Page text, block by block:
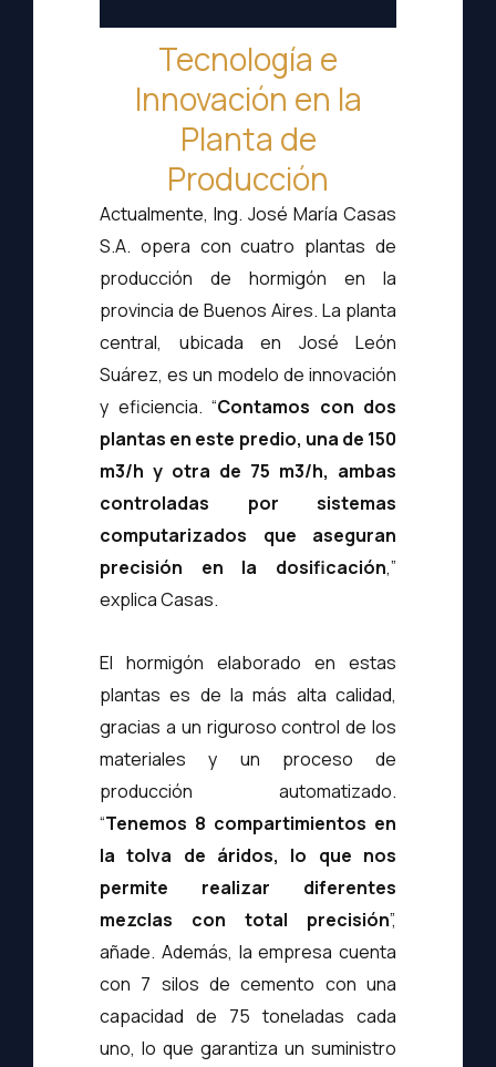
Tecnología e
Innovación en la
Planta de
Producción
Actualmente, Ing. José María Casas
S.A. opera con cuatro plantas de
producción de hormigón en la
provincia de Buenos Aires. La planta
central, ubicada en José León
Suárez, es un modelo de innovación
y eficiencia. “Contamos con dos
plantas en este predio, una de 150
m3/h y otra de 75 m3/h, ambas
controladas por sistemas
computarizados que aseguran
precisión en la dosificación,”
explica Casas.
El hormigón elaborado en estas
plantas es de la más alta calidad,
gracias a un riguroso control de los
materiales y un proceso de
producción automatizado.
“Tenemos 8 compartimientos en
la tolva de áridos, lo que nos
permite realizar diferentes
mezclas con total precisión”,
añade. Además, la empresa cuenta
con 7 silos de cemento con una
capacidad de 75 toneladas cada
uno, lo que garantiza un suministro